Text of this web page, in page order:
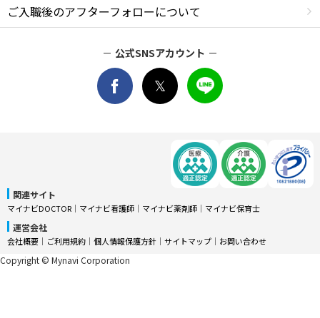
ご入職後のアフターフォローについて
公式SNSアカウント
関連サイト
マイナビDOCTOR │ マイナビ看護師 │ マイナビ薬剤師 │ マイナビ保育士
運営会社
会社概要 │ ご利用規約 │ 個人情報保護方針 │ サイトマップ │ お問い合わせ
Copyright © Mynavi Corporation